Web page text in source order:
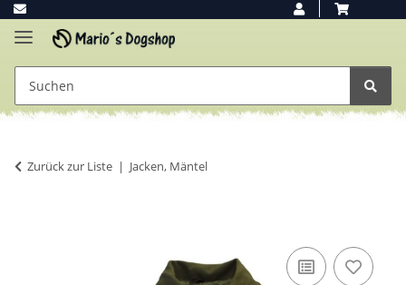
Zurück zur Liste Jacken, Mäntel